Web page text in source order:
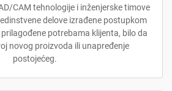
CAM tehnologije i inženjerske timove
delove izrađene postupkom
potrebama klijenta, bilo da
novog proizvoda ili unapređenje
postojećeg.